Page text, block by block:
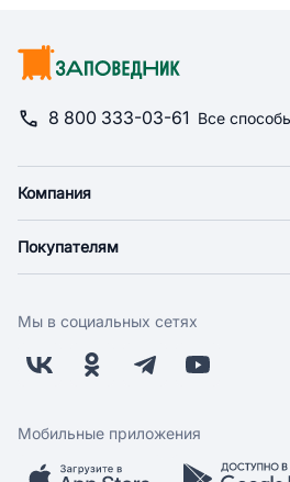
8 800 333-03-61 Все
Компания
Новости
Поставщикам
Заводчикам
Обратная связь
Покупателям
Оплата
Бонусная программа
Скидки и акции
Мы в социальных сетях
Мобильные приложения